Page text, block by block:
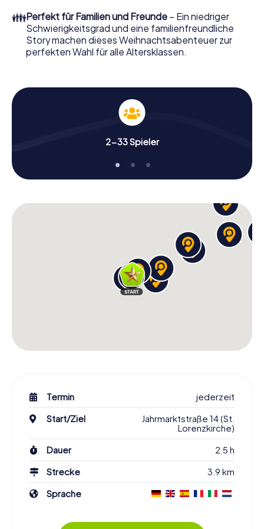
perfekten Weihnachtsfeier in Travemünde erwartet:
Spaß, Teambuilding und eine stimmungsvolle
Weihnachtsthematik. Gönnen Sie Ihren Kollegen also
einen unvergesslichen Ausklang des Jahres und planen Sie
👪Perfekt für Familien und Freunde – Ein niedriger
Schwierigkeitsgrad und eine familienfreundliche
Story machen dieses Weihnachtsabenteuer zur
perfekten Wahl für alle Altersklassen.
2-33 Spieler
Termin
jederzeit
Start/Ziel
Jahrmarktstraße 14 (St.
Lorenzkirche)
Dauer
2.5 h
Strecke
3.9 km
Sprache